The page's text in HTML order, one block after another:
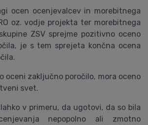
ocen ocenjevalcev in morebitnega
oz. vodje projekta ter morebitnega
ZSV sprejme pozitivno oceno
je s tem sprejeta končna ocena
oceni zaključno poročilo, mora oceno
svet.
v primeru, da ugotovi, da so bila
nepopolno ali zmotno